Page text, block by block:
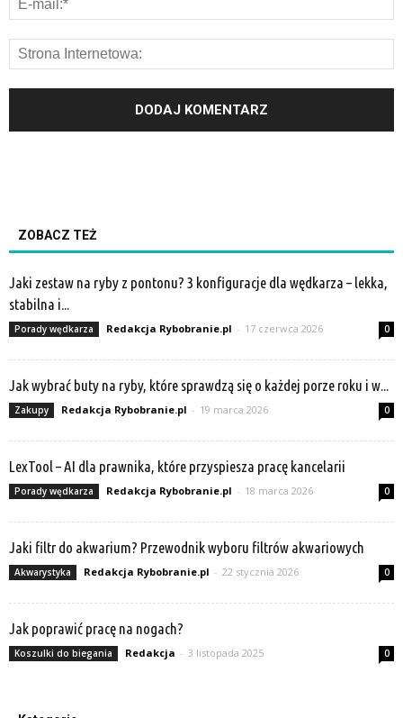
ZOBACZ TEŻ
Jaki zestaw na ryby z pontonu? 3 konfiguracje dla wędkarza – lekka,
stabilna i...
Porady wędkarza Redakcja Rybobranie.pl - 17 czerwca 2026 0
Jak wybrać buty na ryby, które sprawdzą się o każdej porze roku i w...
Zakupy Redakcja Rybobranie.pl - 19 marca 2026 0
LexTool – AI dla prawnika, które przyspiesza pracę kancelarii
Porady wędkarza Redakcja Rybobranie.pl - 18 marca 2026 0
Jaki filtr do akwarium? Przewodnik wyboru filtrów akwariowych
Akwarystyka Redakcja Rybobranie.pl - 22 stycznia 2026 0
Jak poprawić pracę na nogach?
Koszulki do biegania Redakcja - 3 listopada 2025 0